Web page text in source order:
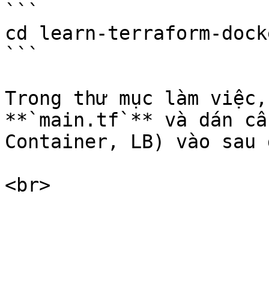
```
cd learn-terraform-
```
Trong thư mục làm
**`main.tf`** và dán
Container, LB) vào sau